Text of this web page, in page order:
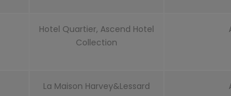
Hotel Quartier, Ascend Hotel
Collection
La Maison Harvey&Lessard